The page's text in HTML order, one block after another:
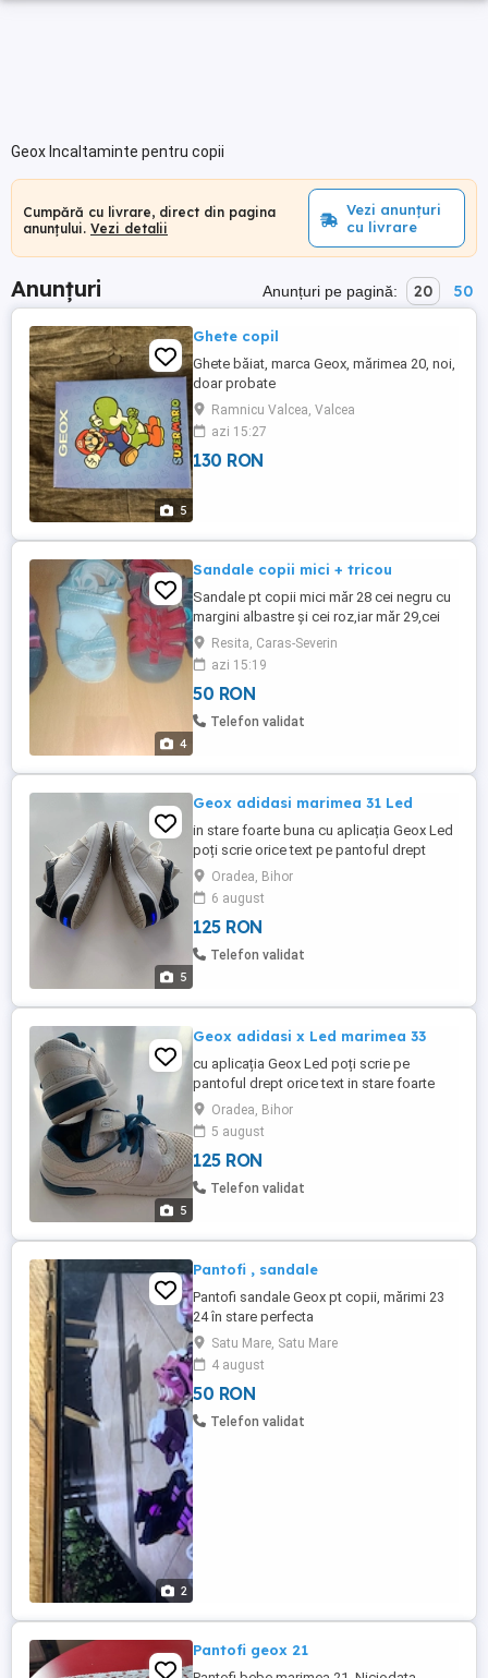
Geox Incaltaminte pentru copii
Cumpără cu livrare, direct din pagina
anunțului. Vezi detalii
Vezi anunțuri
cu livrare
Anunțuri Anunțuri pe pagină: 20 50
5
Ghete copil
Ghete băiat, marca Geox, mărimea 20, noi,
doar probate
Ramnicu Valcea, Valcea
azi 15:27
130 RON
4
Sandale copii mici + tricou
Sandale pt copii mici măr 28 cei negru cu
margini albastre și cei roz,iar măr 29,cei
alb cu roz,roșii și bleu .Marca Sketchers și
Geox ..Oricare 50 lei .
Resita, Caras-Severin
azi 15:19
50 RON
Telefon validat
5
Geox adidasi marimea 31 Led
in stare foarte buna cu aplicația Geox Led
poți scrie orice text pe pantoful drept
piele in interior
Oradea, Bihor
6 august
125 RON
Telefon validat
5
Geox adidasi x Led marimea 33
cu aplicația Geox Led poți scrie pe
pantoful drept orice text in stare foarte
buna piele interior
Oradea, Bihor
5 august
125 RON
Telefon validat
2
Pantofi , sandale
Pantofi sandale Geox pt copii, mărimi 23
24 în stare perfecta
Satu Mare, Satu Mare
4 august
50 RON
Telefon validat
Pantofi geox 21